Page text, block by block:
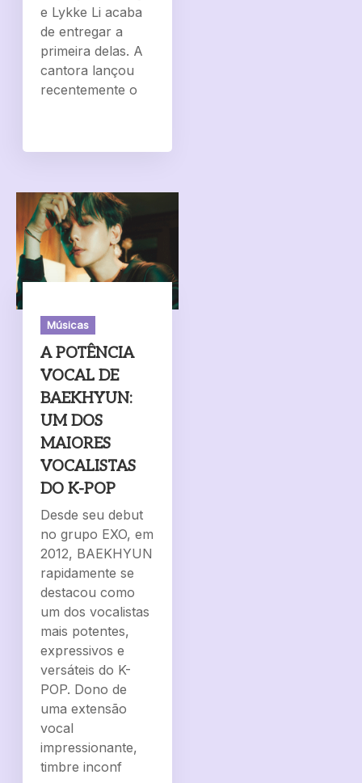
e Lykke Li acaba
de entregar a
primeira delas. A
cantora lançou
recentemente o
Músicas
A POTÊNCIA
VOCAL DE
BAEKHYUN:
UM DOS
MAIORES
VOCALISTAS
DO K-POP
Desde seu debut
no grupo EXO, em
2012, BAEKHYUN
rapidamente se
destacou como
um dos vocalistas
mais potentes,
expressivos e
versáteis do K-
POP. Dono de
uma extensão
vocal
impressionante,
timbre inconf